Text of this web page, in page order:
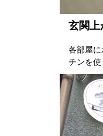
玄関上
各部屋
チンを使